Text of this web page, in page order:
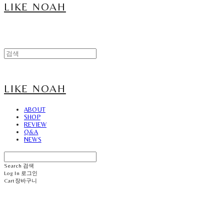
LIKE NOAH
LIKE NOAH
ABOUT
SHOP
REVIEW
Q&A
NEWS
Search 검색
Log In 로그인
Cart장바구니